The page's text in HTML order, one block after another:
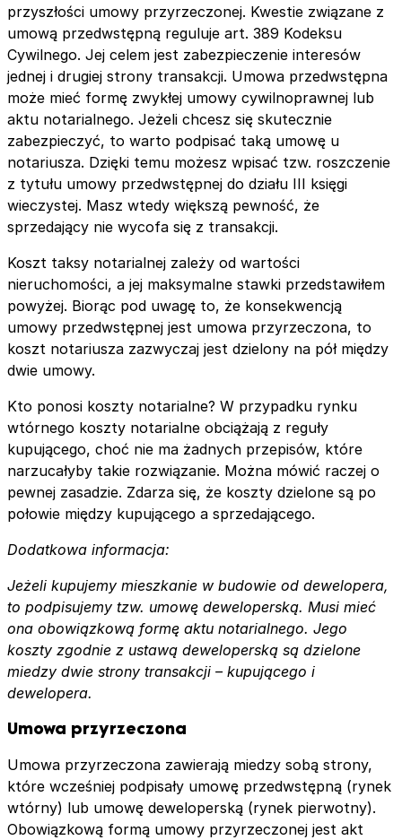
przyszłości umowy przyrzeczonej. Kwestie związane z
umową przedwstępną reguluje art. 389 Kodeksu
Cywilnego. Jej celem jest zabezpieczenie interesów
jednej i drugiej strony transakcji. Umowa przedwstępna
może mieć formę zwykłej umowy cywilnoprawnej lub
aktu notarialnego. Jeżeli chcesz się skutecznie
zabezpieczyć, to warto podpisać taką umowę u
notariusza. Dzięki temu możesz wpisać tzw. roszczenie
z tytułu umowy przedwstępnej do działu III księgi
wieczystej. Masz wtedy większą pewność, że
sprzedający nie wycofa się z transakcji.
Koszt taksy notarialnej zależy od wartości
nieruchomości, a jej maksymalne stawki przedstawiłem
powyżej. Biorąc pod uwagę to, że konsekwencją
umowy przedwstępnej jest umowa przyrzeczona, to
koszt notariusza zazwyczaj jest dzielony na pół między
dwie umowy.
Kto ponosi koszty notarialne? W przypadku rynku
wtórnego koszty notarialne obciążają z reguły
kupującego, choć nie ma żadnych przepisów, które
narzucałyby takie rozwiązanie. Można mówić raczej o
pewnej zasadzie. Zdarza się, że koszty dzielone są po
połowie między kupującego a sprzedającego.
Dodatkowa informacja:
Jeżeli kupujemy mieszkanie w budowie od dewelopera,
to podpisujemy tzw. umowę deweloperską. Musi mieć
ona obowiązkową formę aktu notarialnego. Jego
koszty zgodnie z ustawą deweloperską są dzielone
miedzy dwie strony transakcji – kupującego i
dewelopera.
Umowa przyrzeczona
Umowa przyrzeczona zawierają miedzy sobą strony,
które wcześniej podpisały umowę przedwstępną (rynek
wtórny) lub umowę deweloperską (rynek pierwotny).
Obowiązkową formą umowy przyrzeczonej jest akt